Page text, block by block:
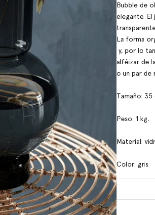
Bubble de
elegante.
La forma
y, por lo
alféizar de
o un par de
Tamaño:
Peso: 1 kg.
Material:
Color: gris